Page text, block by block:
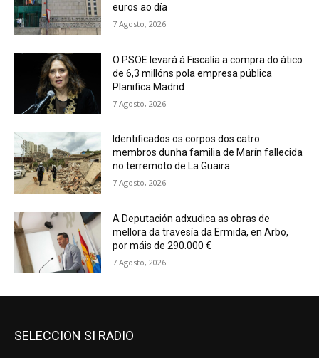
euros ao día
7 Agosto, 2026
O PSOE levará á Fiscalía a compra do ático
de 6,3 millóns pola empresa pública
Planifica Madrid
7 Agosto, 2026
Identificados os corpos dos catro
membros dunha familia de Marín fallecida
no terremoto de La Guaira
7 Agosto, 2026
A Deputación adxudica as obras de
mellora da travesía da Ermida, en Arbo,
por máis de 290.000 €
7 Agosto, 2026
SELECCION SI RADIO